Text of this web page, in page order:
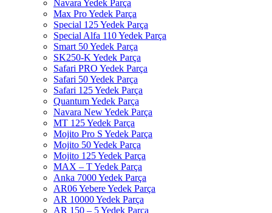
Navara Yedek Parça
Max Pro Yedek Parça
Special 125 Yedek Parça
Special Alfa 110 Yedek Parça
Smart 50 Yedek Parça
SK250-K Yedek Parça
Safari PRO Yedek Parça
Safari 50 Yedek Parça
Safari 125 Yedek Parça
Quantum Yedek Parça
Navara New Yedek Parça
MT 125 Yedek Parça
Mojito Pro S Yedek Parça
Mojito 50 Yedek Parça
Mojito 125 Yedek Parça
MAX – T Yedek Parça
Anka 7000 Yedek Parça
AR06 Yebere Yedek Parça
AR 10000 Yedek Parça
AR 150 – 5 Yedek Parça